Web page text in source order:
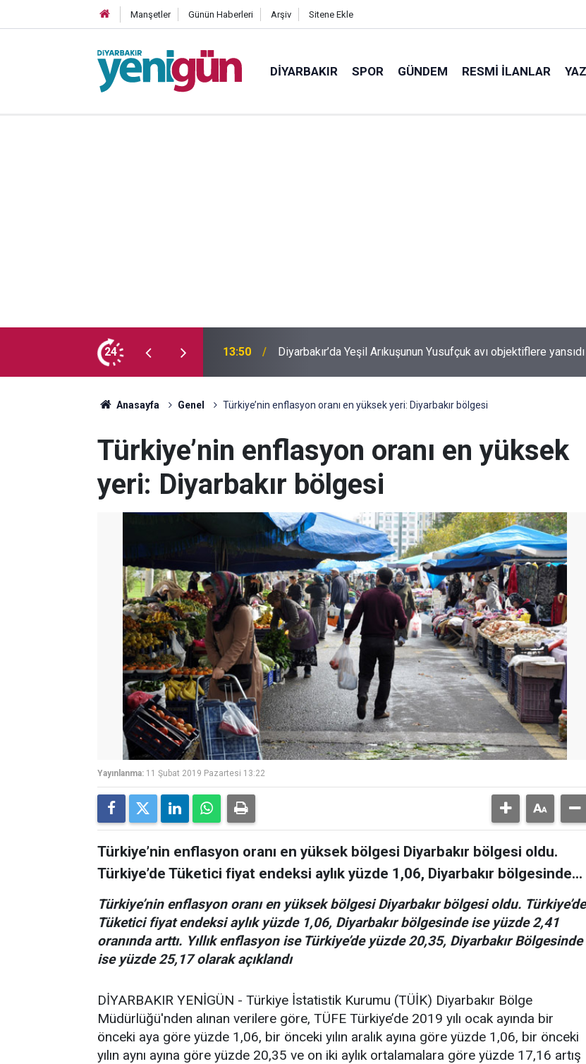
Manşetler Günün Haberleri Arşiv Sitene Ekle
DIYARBAKIR SPOR GÜNDEM RESMI İLANLAR
24
avı objektiflere yansıdı 13:35
Adalet Bakanı Akın Gürlek’ten internet haberciliğine güvence: Ekim ayında
Meclis'e geliyor
Anasayfa Genel Türkiye’nin enflasyon oranı en yüksek yeri: Diyarbakır bölgesi
Türkiye’nin enflasyon oranı en yüksek
yeri: Diyarbakır bölgesi
Yayınlanma: 11 Şubat 2019 Pazartesi 13:22
Türkiye’nin enflasyon oranı en yüksek bölgesi Diyarbakır bölgesi oldu.
Türkiye’de Tüketici fiyat endeksi aylık yüzde 1,06, Diyarbakır bölgesinde...
Türkiye’nin enflasyon oranı en yüksek bölgesi Diyarbakır bölgesi oldu. Türkiye’de
Tüketici fiyat endeksi aylık yüzde 1,06, Diyarbakır bölgesinde ise yüzde 2,41
oranında arttı. Yıllık enflasyon ise Türkiye’de yüzde 20,35, Diyarbakır Bölgesinde
ise yüzde 25,17 olarak açıklandı
DİYARBAKIR YENİGÜN - Türkiye İstatistik Kurumu (TÜİK) Diyarbakır Bölge
Müdürlüğü'nden alınan verilere göre, TÜFE Türkiye’de 2019 yılı ocak ayında bir
önceki aya göre yüzde 1,06, bir önceki yılın aralık ayına göre yüzde 1,06, bir önceki
yılın aynı ayına göre yüzde 20,35 ve on iki aylık ortalamalara göre yüzde 17,16 artış